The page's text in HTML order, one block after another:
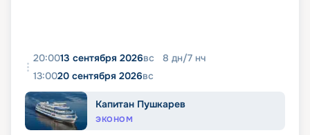
20:0013 сентября 2026вс 8 дн/7 нч
13:0020 сентября 2026вс
Капитан Пушкарев
ЭКОНОМ